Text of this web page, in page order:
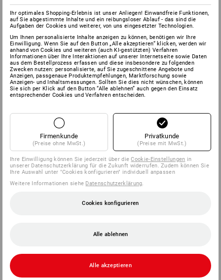
Ihr optimales Shopping-Erlebnis ist unser Anliegen! Einwandfreie Funktionen,
auf Sie abgestimmte Inhalte und ein reibungsloser Ablauf - das sind die
Aufgaben der Cookies und weiterer, von uns eingesetzter Technologien.
Um Ihnen personalisierte Inhalte anzeigen zu können, benötigen wir Ihre
Einwilligung. Wenn Sie auf den Button „Alle akzeptieren“ klicken, werden wir
anhand von Cookies und weiteren (auch KI-gestützten) Verfahren
Informationen über Ihre Interaktionen auf unserer Internetseite sowie Daten
aus dem Bestellprozess erfassen und diese insbesondere zu folgenden
Zwecken nutzen: personalisierte, auf Sie zugeschnittene Angebote und
Anzeigen, passgenaue Produktempfehlungen, Marktforschung sowie
Anzeigen- und Inhaltsmessungen. Sollten Sie dies nicht wünschen, können
Sie sich per Klick auf den Button “Alle ablehnen” auch gegen den Einsatz
entsprechender Cookies und Verfahren entscheiden.
Firmenkunde
(Preise ohne MwSt.)
Privatkunde
(Preise mit MwSt.)
Ihre Einwilligung können Sie jederzeit über dieCookie-Einstellungen in
unserer Datenschutzerklärung für die Zukunft widerrufen. Zudem können Sie
Ihre Auswahl unter "Cookies konfigurieren" individuell anpassen
Weitere Informationen siehe Datenschutzerklärung.
Cookies konfigurieren
Alle ablehnen
Alle akzeptieren